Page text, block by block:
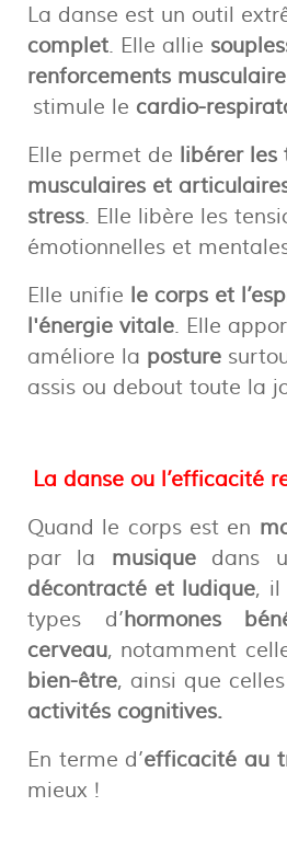
La danse est un outil
complet. Elle allie
renforcements
stimule le cardio-
Elle permet de libérer les
musculaires et
stress. Elle libère les
émotionnelles et
Elle unifie le corps et
l'énergie vitale. Elle
améliore la posture
assis ou debout toute la
La danse ou l’efficacité
Quand le corps est en
par la musiquedans
décontracté et ludique, il
types d’hormones
cerveau, notamment
bien-être, ainsi que
activités cognitives.
En terme d’efficacité au
mieux !